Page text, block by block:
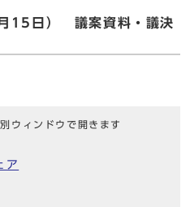
15日） 議案資料・議決
ウィンドウで開きます
ア